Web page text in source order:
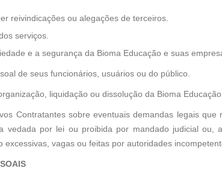
reivindicações ou alegações de terceiros.
serviços.
e a segurança da Bioma Educação e suas
de seus funcionários, usuários ou do público.
liquidação ou dissolução da Bioma Educação.
Contratantes sobre eventuais demandas legais
vedada por lei ou proibida por mandado judicial ou,
vagas ou feitas por autoridades